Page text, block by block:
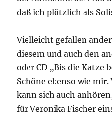
daß ich plötzlich als
Vielleicht gefallen
diesem und auch den
oder CD „Bis die Katze
Schöne ebenso wie mir.
kann sich auch
für Veronika Fischer